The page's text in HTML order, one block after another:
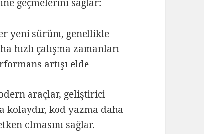
geçmelerini sağlar:
yeni sürüm, genellikle
hızlı çalışma zamanları
artışı elde
araçlar, geliştirici
kod yazma daha
olmasını sağlar.